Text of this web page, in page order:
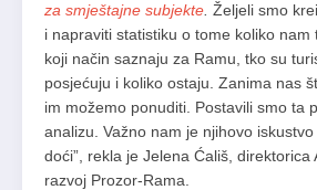
za smještajne subjekte Željeli smo
i napraviti statistiku o tome koliko nam
koji način saznaju za Ramu, tko su
posjećuju i koliko ostaju. Zanima nas
im možemo ponuditi. Postavili smo ta
analizu. Važno nam je njihovo
doći”, rekla je Jelena Ćališ, direktorica
razvoj Prozor-Rama.